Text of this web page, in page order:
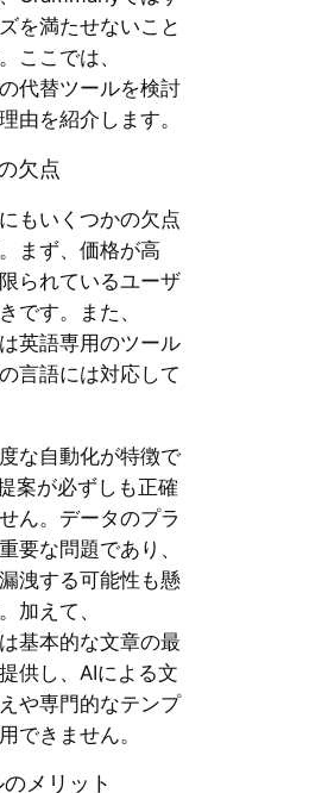
を満たせないこと
ここでは、
代替ツールを検討
由を紹介します。
欠点
もいくつかの欠点
まず、価格が高
られているユーザ
です。また、
英語専用のツール
言語には対応して
な自動化が特徴で
案が必ずしも正確
ん。データのプラ
要な問題であり、
洩する可能性も懸
加えて、
基本的な文章の最
供し、AIによる文
や専門的なテンプ
できません。
メリット